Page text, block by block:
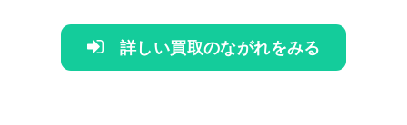
詳しい買取のながれをみる